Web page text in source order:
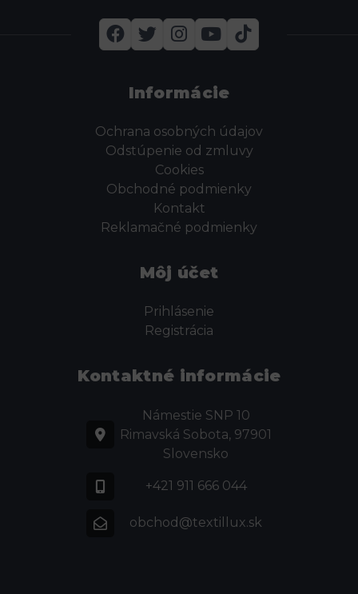
Informácie
Ochrana osobných údajov
Odstúpenie od zmluvy
Cookies
Obchodné podmienky
Kontakt
Reklamačné podmienky
Môj účet
Prihlásenie
Registrácia
Kontaktné informácie
Námestie SNP 10
Rimavská Sobota, 97901
Slovensko
+421 911 666 044
obchod@textillux.sk